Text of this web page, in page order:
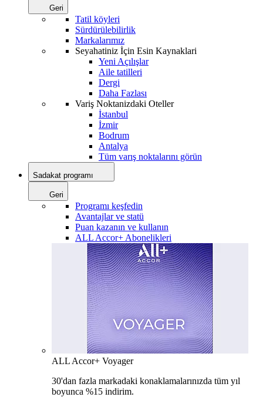
Geri
Tatil köyleri
Sürdürülebilirlik
Markalarımız
Seyahatiniz İçin Esin Kaynaklari
Yeni Açılışlar
Aile tatilleri
Dergi
Daha Fazlası
Variş Noktanizdaki Oteller
İstanbul
İzmir
Bodrum
Antalya
Tüm varış noktalarını görün
Sadakat programı
Geri
Programı keşfedin
Avantajlar ve statü
Puan kazanın ve kullanın
ALL Accor+ Abonelikleri
ALL Accor+ Voyager
30'dan fazla markadaki konaklamalarınızda tüm yıl
boyunca %15 indirim.